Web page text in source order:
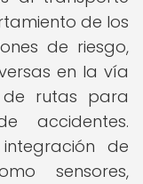
de los
de riesgo,
en la vía
rutas para
accidentes.
de
sensores,